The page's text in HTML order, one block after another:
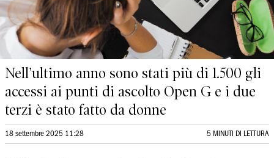
Nell’ultimo anno sono stati più di 1.500 gli
accessi ai punti di ascolto Open G e i due
terzi è stato fatto da donne
18 settembre 2025 11:28 5 MINUTI DI LETTURA